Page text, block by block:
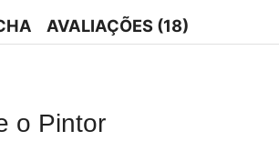
AVALIAÇÕES (18)
o Pintor